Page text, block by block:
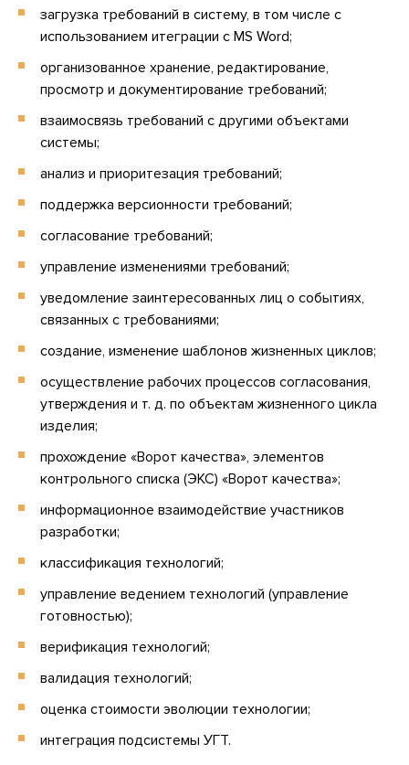
загрузка требований в систему, в том числе с
использованием итеграции с MS Word;
организованное хранение, редактирование,
просмотр и документирование требований;
взаимосвязь требований с другими объектами
системы;
анализ и приоритезация требований;
поддержка версионности требований;
согласование требований;
управление изменениями требований;
уведомление заинтересованных лиц о событиях,
связанных с требованиями;
создание, изменение шаблонов жизненных циклов;
осуществление рабочих процессов согласования,
утверждения и т. д. по объектам жизненного цикла
изделия;
прохождение «Ворот качества», элементов
контрольного списка (ЭКС) «Ворот качества»;
информационное взаимодействие участников
разработки;
классификация технологий;
управление ведением технологий (управление
готовностью);
верификация технологий;
валидация технологий;
оценка стоимости эволюции технологии;
интеграция подсистемы УГТ.